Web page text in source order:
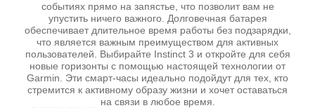
событиях прямо на запястье, что позволит вам не
упустить ничего важного. Долговечная батарея
обеспечивает длительное время работы без подзарядки,
что является важным преимуществом для активных
пользователей. Выбирайте Instinct 3 и откройте для себя
новые горизонты с помощью настоящей технологии от
Garmin. Эти смарт-часы идеально подойдут для тех, кто
стремится к активному образу жизни и хочет оставаться
на связи в любое время.